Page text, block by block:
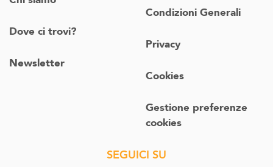
Dove ci trovi?
Newsletter
Condizioni Generali
Privacy
Cookies
Gestione preferenze
cookies
SEGUICI SU